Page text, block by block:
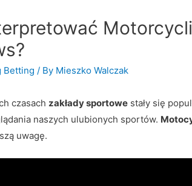
Betting / By Mieszko Walczak
czasach zakłady sportowe stały się
naszych ulubionych sportów.
uwagę.